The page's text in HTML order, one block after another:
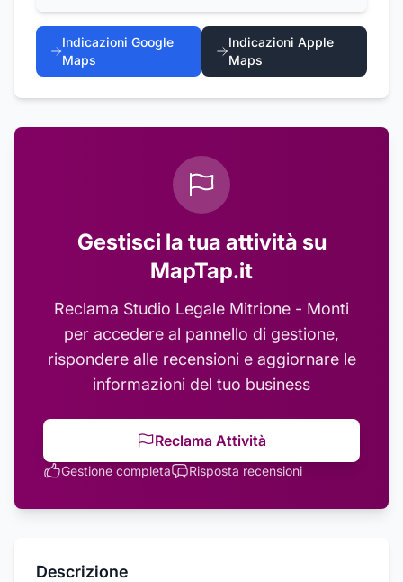
Indicazioni Google
Maps
Indicazioni Apple
Maps
Gestisci la tua attività su
MapTap.it
Reclama Studio Legale Mitrione - Monti
per accedere al pannello di gestione,
rispondere alle recensioni e aggiornare le
informazioni del tuo business
Reclama Attività
Gestione completa Risposta recensioni
Descrizione